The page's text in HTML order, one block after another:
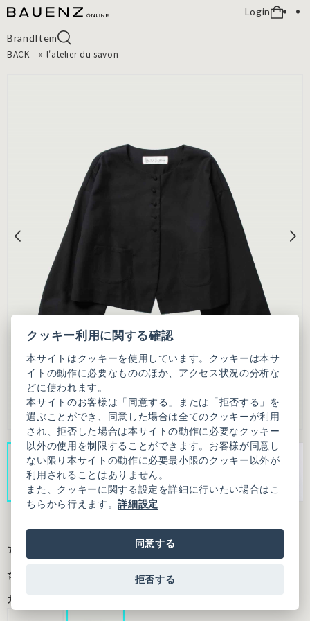
Login
BrandItem
BACK
» l'atelier du savon
ちびころボタン まるいお袖のジャケット
商品番号：7301JK002261F20
カラー
クッキー利用に関する確認
本サイトはクッキーを使用しています。クッキーは本サ
イトの動作に必要なもののほか、アクセス状況の分析な
どに使われます。
本サイトのお客様は「同意する」または「拒否する」を
選ぶことができ、同意した場合は全てのクッキーが利用
され、拒否した場合は本サイトの動作に必要なクッキー
以外の使用を制限することができます。お客様が同意し
ない限り本サイトの動作に必要最小限のクッキー以外が
利用されることはありません。
また、クッキーに関する設定を詳細に行いたい場合はこ
ちらから行えます。詳細設定
同意する
拒否する